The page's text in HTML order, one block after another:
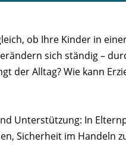
ob Ihre Kinder in
sich ständig –
der Alltag? Wie kann
Unterstützung: In
Sicherheit im Handeln